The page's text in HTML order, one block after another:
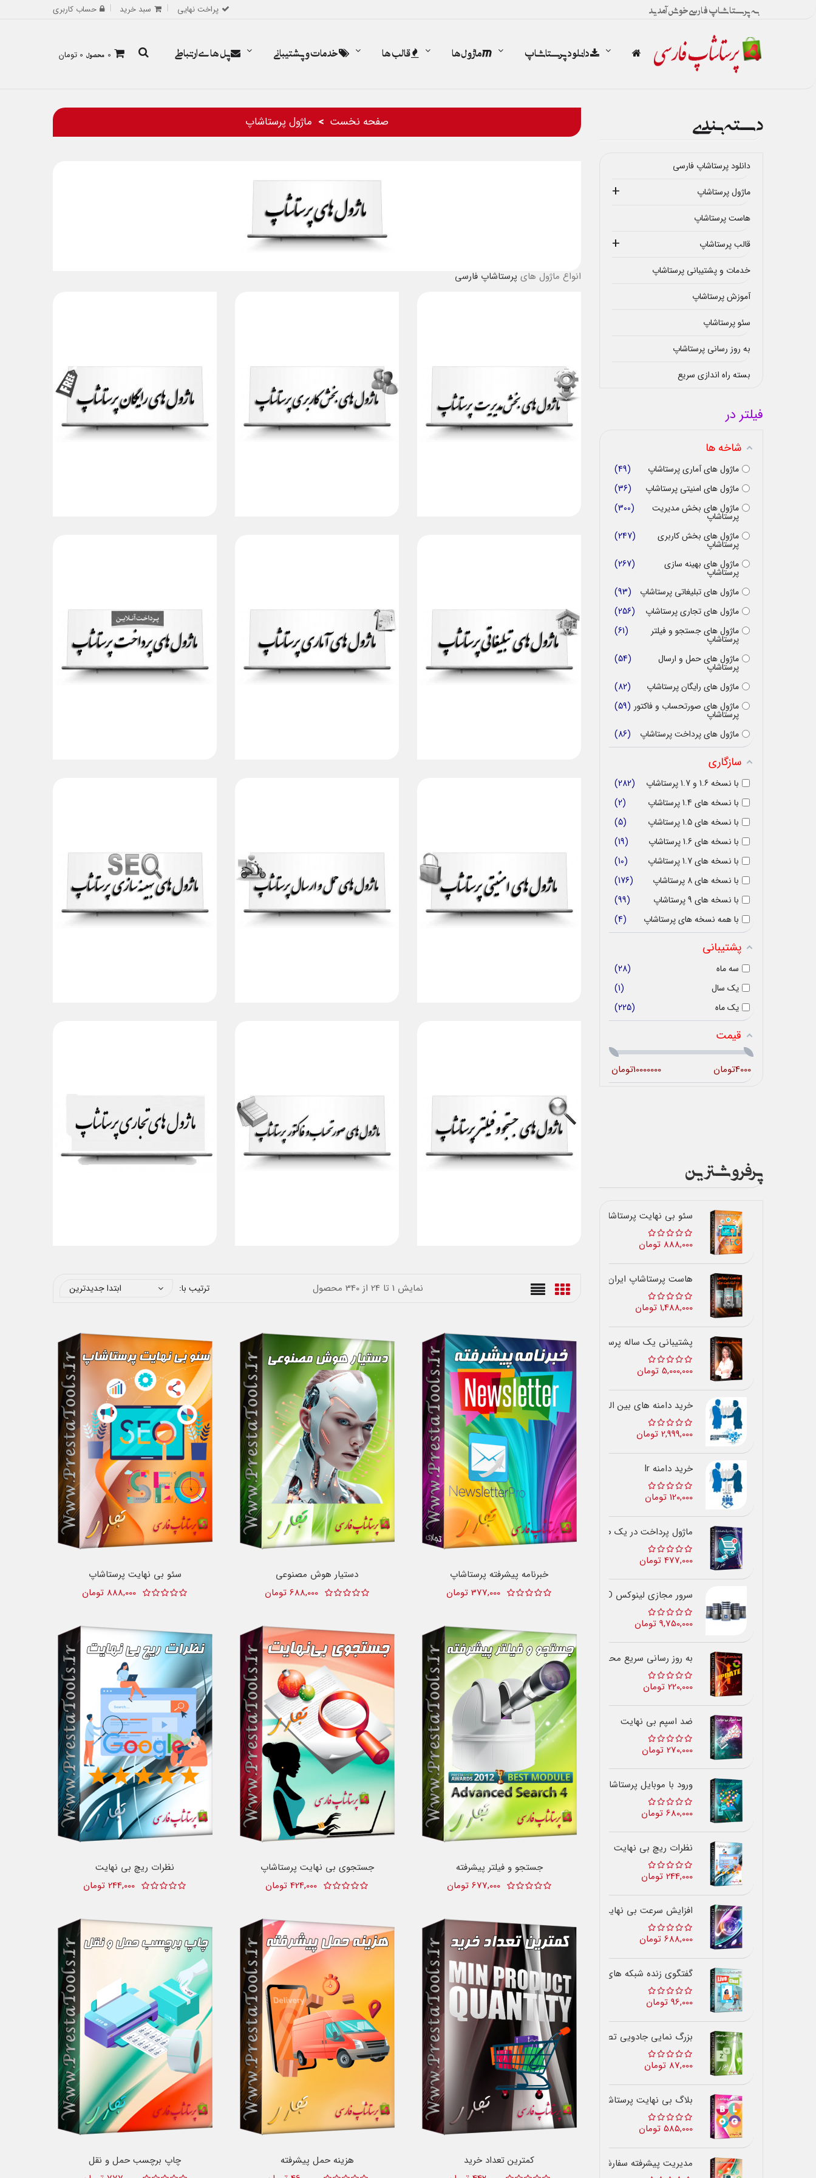
به پرستاشاپ فارسی خوش آمدید پراخت نهایی سبد خرید حساب کاربری
0 محصول 0 تومان دانلود پرستاشاپ ماژول ها قالب ها خدمات و پشتیبانی پل های ارتباطی
دسته بندی
دانلود پرستاشاپ فارسی
ماژول پرستاشاپ
هاست پرستاشاپ
قالب پرستاشاپ
خدمات و پشتیبانی پرستاشاپ
آموزش پرستاشاپ
سئو پرستاشاپ
به روز رسانی پرستاشاپ
بسته راه اندازی سریع
فیلتر در
شاخه ها
ماژول های آماری پرستاشاپ
49
ماژول های امنیتی پرستاشاپ
36
ماژول های بخش مدیریت
پرستاشاپ
300
ماژول های بخش کاربری
پرستاشاپ
247
ماژول های بهینه سازی
پرستاشاپ
267
ماژول های تبلیغاتی پرستاشاپ
93
ماژول های تجاری پرستاشاپ
256
ماژول های جستجو و فیلتر
پرستاشاپ
61
ماژول های حمل و ارسال
پرستاشاپ
54
ماژول های رایگان پرستاشاپ
82
ماژول های صورتحساب و فاکتور
پرستاشاپ
59
ماژول های پرداخت پرستاشاپ 86
سازگاری
با نسخه 1.6 و 1.7 پرستاشاپ
282
با نسخه های 1.4 پرستاشاپ
2
با نسخه های 1.5 پرستاشاپ
5
با نسخه های 1.6 پرستاشاپ
19
با نسخه های 1.7 پرستاشاپ
10
با نسخه های 8 پرستاشاپ
176
با نسخه های 9 پرستاشاپ
99
با همه نسخه های پرستاشاپ
4
پشتیبانی
سه ماه
28
یک سال
1
یک ماه
225
قیمت
4000تومان 10000000تومان
پرفروشترین
سئو بی نهایت پرستاشاپ
888,000 تومان
هاست پرستاشاپ ایران
1,488,000 تومان
پشتیبانی یک ساله پرستاشاپ
5,000,000 تومان
خرید دامنه های بین المللی
2,999,000 تومان
خرید دامنه Ir
120,000 تومان
ماژول پرداخت در یک صفحه
477,000 تومان
سرور مجازی لینوکس SSD ایران
9,750,000 تومان
به روز رسانی سریع محصولات
220,000 تومان
ضد اسپم بی نهایت
270,000 تومان
ورود با موبایل پرستاشاپ
680,000 تومان
نظرات ریچ بی نهایت
244,000 تومان
افزایش سرعت بی نهایت
688,000 تومان
گفتگوی زنده شبکه های اجتماعی
96,000 تومان
بزرگ نمایی جادویی تصاویر
87,000 تومان
بلاگ بی نهایت پرستاشاپ
585,000 تومان
مدیریت پیشرفته سفارشات
صفحه نخست ماژول پرستاشاپ
انواع ماژول های پرستاشاپ فارسی
نمایش 1 تا 24 از 340 محصول ترتیب با: ابتدا جدیدترین
خبرنامه پیشرفته پرستاشاپ
377,000 تومان
دستیار هوش مصنوعی
688,000 تومان
سئو بی نهایت پرستاشاپ
888,000 تومان
جستجو و فیلتر پیشرفته
677,000 تومان
جستجوی بی نهایت پرستاشاپ
424,000 تومان
نظرات ریچ بی نهایت
244,000 تومان
کمترین تعداد خرید
هزینه حمل پیشرفته
چاپ برچسب حمل و نقل